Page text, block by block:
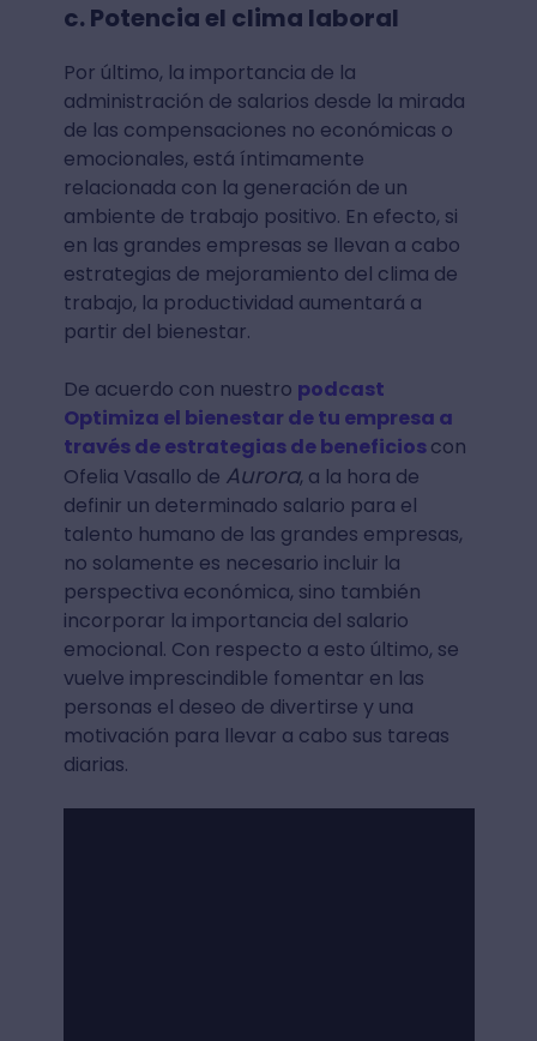
c. Potencia el clima laboral
Por último, la importancia de la
administración de salarios desde la mirada
de las compensaciones no económicas o
emocionales, está íntimamente
relacionada con la generación de un
ambiente de trabajo positivo. En efecto, si
en las grandes empresas se llevan a cabo
estrategias de mejoramiento del clima de
trabajo, la productividad aumentará a
partir del bienestar.
De acuerdo con nuestro podcast
Optimiza el bienestar de tu empresa a
través de estrategias de beneficioscon
Ofelia Vasallo de Aurora, a la hora de
definir un determinado salario para el
talento humano de las grandes empresas,
no solamente es necesario incluir la
perspectiva económica, sino también
incorporar la importancia del salario
emocional. Con respecto a esto último, se
vuelve imprescindible fomentar en las
personas el deseo de divertirse y una
motivación para llevar a cabo sus tareas
diarias.